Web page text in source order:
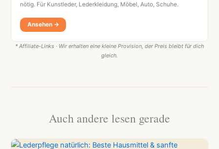
nötig. Für Kunstleder, Lederkleidung, Möbel, Auto, Schuhe.
Ansehen →
* Affiliate-Links · Wir erhalten eine kleine Provision, der Preis bleibt für dich
gleich.
Auch andere lesen gerade